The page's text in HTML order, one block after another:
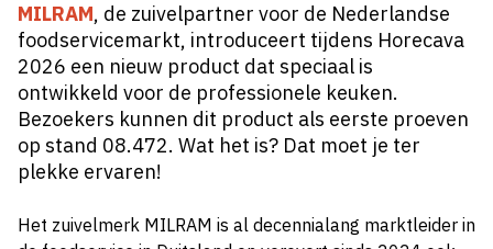
MILRAM, de zuivelpartner voor de Nederlandse
foodservicemarkt, introduceert tijdens Horecava
2026 een nieuw product dat speciaal is
ontwikkeld voor de professionele keuken.
Bezoekers kunnen dit product als eerste proeven
op stand 08.472. Wat het is? Dat moet je ter
plekke ervaren!
Het zuivelmerk MILRAM is al decennialang marktleider in